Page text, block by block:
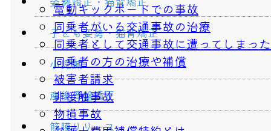
電動キックボードでの事故
同乗者がいる交通事故の治療
同乗者として交通事故に遭ってしまっ
同乗者の方の治療や補償
被害者請求
非接触事故
物損事故
子ども姿勢・猫背矯正
小児鍼
産後骨盤矯正
筋膜リリース